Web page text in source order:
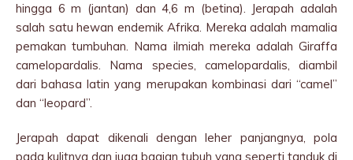
hingga 6 m (jantan) dan 4,6 m (betina). Jerapah adalah
salah satu hewan endemik Afrika. Mereka adalah mamalia
pemakan tumbuhan. Nama ilmiah mereka adalah Giraffa
camelopardalis. Nama species, camelopardalis, diambil
dari bahasa latin yang merupakan kombinasi dari “camel”
dan “leopard”.
Jerapah dapat dikenali dengan leher panjangnya, pola
pada kulitnya dan juga bagian tubuh yang seperti tanduk di